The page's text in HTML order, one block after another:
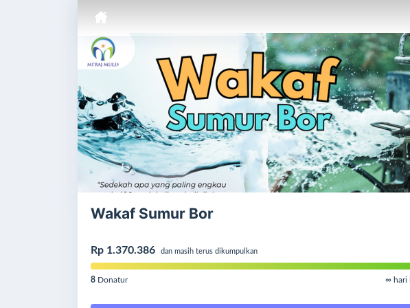
Wakaf Sumur Bor
Rp 1.370.386 dan masih terus dikumpulkan
8 Donatur ∞ hari